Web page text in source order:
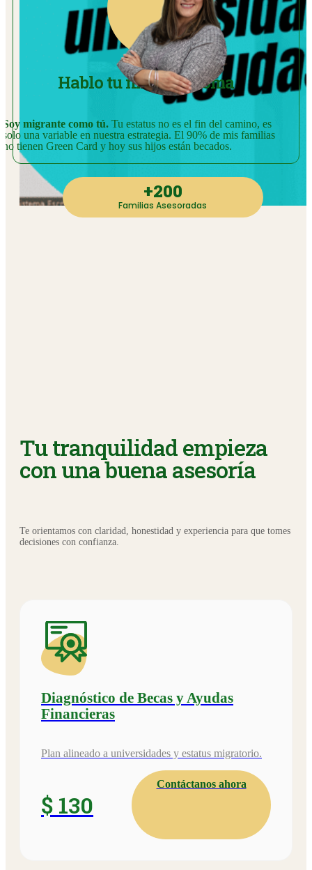
+200
Familias Asesoradas
Hablo tu mismo idioma
Soy migrante como tú. Tu estatus no es el fin del camino, es
solo una variable en nuestra estrategia. El 90% de mis familias
no tienen Green Card y hoy sus hijos están becados.
Tu tranquilidad empieza
con una buena asesoría
Te orientamos con claridad, honestidad y experiencia para que tomes
decisiones con confianza.
Diagnóstico de Becas y Ayudas
Financieras
Plan alineado a universidades y estatus migratorio.
$ 130
Contáctanos ahora